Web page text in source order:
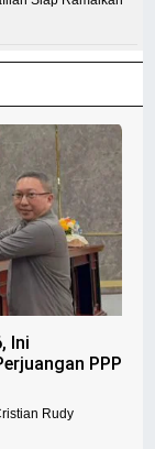
Ini
PPP
Rudy